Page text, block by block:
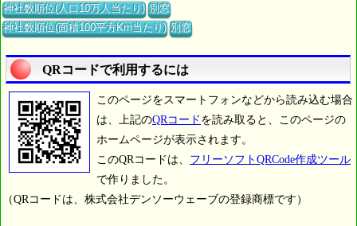
神社数順位(人口10万人当たり) 別窓
神社数順位(面積100平方Km当たり) 別窓
QRコードで利用するには
このページをスマートフォンなどから読み込む場合
は、上記のQRコード を読み取ると、このページの
ホームページが表示されます。
このQRコードは、 フリーソフトQRCode作成ツール
で作りました。
（QRコードは、株式会社デンソーウェーブの登録商標です）